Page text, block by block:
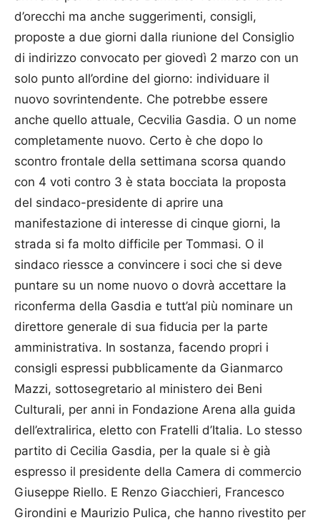
d’orecchi ma anche suggerimenti, consigli,
proposte a due giorni dalla riunione del Consiglio
di indirizzo convocato per giovedì 2 marzo con un
solo punto all’ordine del giorno: individuare il
nuovo sovrintendente. Che potrebbe essere
anche quello attuale, Cecvilia Gasdia. O un nome
completamente nuovo. Certo è che dopo lo
scontro frontale della settimana scorsa quando
con 4 voti contro 3 è stata bocciata la proposta
del sindaco-presidente di aprire una
manifestazione di interesse di cinque giorni, la
strada si fa molto difficile per Tommasi. O il
sindaco riessce a convincere i soci che si deve
puntare su un nome nuovo o dovrà accettare la
riconferma della Gasdia e tutt’al più nominare un
direttore generale di sua fiducia per la parte
amministrativa. In sostanza, facendo propri i
consigli espressi pubblicamente da Gianmarco
Mazzi, sottosegretario al ministero dei Beni
Culturali, per anni in Fondazione Arena alla guida
dell’extralirica, eletto con Fratelli d’Italia. Lo stesso
partito di Cecilia Gasdia, per la quale si è già
espresso il presidente della Camera di commercio
Giuseppe Riello. E Renzo Giacchieri, Francesco
Girondini e Maurizio Pulica, che hanno rivestito per